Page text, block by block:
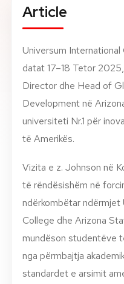
News
Contact
LANGUAGE
EN
AL Apply
UMS Students
Article
Universum
datat 17–18 Tetor
Director dhe Head of
Development në
universiteti Nr.1 për
të Amerikës.
Vizita e z. Johnson në
të rëndësishëm në
ndërkombëtar ndërmjet
College dhe Arizona
mundëson studentëve
nga përmbajtja
standardet e arsimit